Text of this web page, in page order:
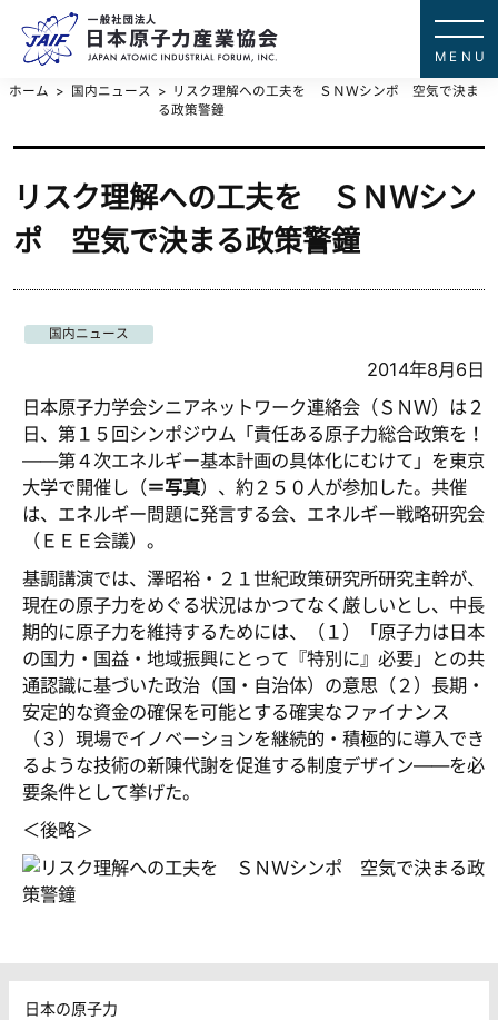
ホーム 国内ニュース
リスク理解への工夫を ＳＮＷシンポ 空気で決ま
る政策警鐘
リスク理解への工夫を ＳＮＷシン
ポ 空気で決まる政策警鐘
国内ニュース
2014年8月6日
日本原子力学会シニアネットワーク連絡会（ＳＮＷ）は２
日、第１５回シンポジウム「責任ある原子力総合政策を！
――第４次エネルギー基本計画の具体化にむけて」を東京
大学で開催し（＝写真）、約２５０人が参加した。共催
は、エネルギー問題に発言する会、エネルギー戦略研究会
（ＥＥＥ会議）。
基調講演では、澤昭裕・２１世紀政策研究所研究主幹が、
現在の原子力をめぐる状況はかつてなく厳しいとし、中長
期的に原子力を維持するためには、（１）「原子力は日本
の国力・国益・地域振興にとって『特別に』必要」との共
通認識に基づいた政治（国・自治体）の意思（２）長期・
安定的な資金の確保を可能とする確実なファイナンス
（３）現場でイノベーションを継続的・積極的に導入でき
るような技術の新陳代謝を促進する制度デザイン――を必
要条件として挙げた。
＜後略＞
日本の原子力